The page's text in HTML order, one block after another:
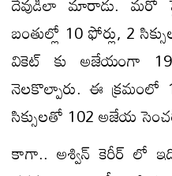
బంతుల్లో 10 ఫోర్లు, 2
వికెట్ కు అజేయంగా
నెలకొల్పారు. ఈ క్రమంలో
సిక్సులతో 102 అజేయ
కాగా.. అశ్విన్ కెరీర్ లో